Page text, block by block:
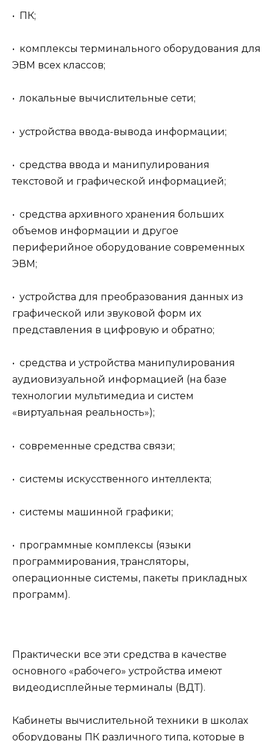
• ПК;
• комплексы терминального оборудования для
ЭВМ всех классов;
• локальные вычислительные сети;
• устройства ввода-вывода информации;
• средства ввода и манипулирования
текстовой и графической информацией;
• средства архивного хранения больших
объемов информации и другое
периферийное оборудование современных
ЭВМ;
• устройства для преобразования данных из
графической или звуковой форм их
представления в цифровую и обратно;
• средства и устройства манипулирования
аудиовизуальной информацией (на базе
технологии мультимедиа и систем
«виртуальная реальность»);
• современные средства связи;
• системы искусственного интеллекта;
• системы машинной графики;
• программные комплексы (языки
программирования, трансляторы,
операционные системы, пакеты прикладных
программ).
Практически все эти средства в качестве
основного «рабочего» устройства имеют
видеодисплейные терминалы (ВДТ).
Кабинеты вычислительной техники в школах
оборудованы ПК различного типа, которые в